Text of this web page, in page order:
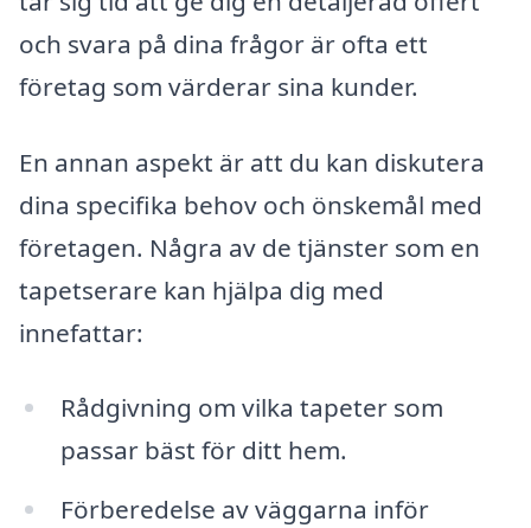
och svara på dina frågor är ofta ett
företag som värderar sina kunder.
En annan aspekt är att du kan diskutera
dina specifika behov och önskemål med
företagen. Några av de tjänster som en
tapetserare kan hjälpa dig med
innefattar:
Rådgivning om vilka tapeter som
passar bäst för ditt hem.
Förberedelse av väggarna inför